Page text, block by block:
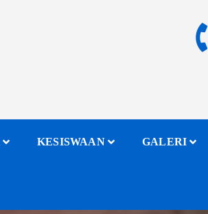
KESISWAAN GALERI